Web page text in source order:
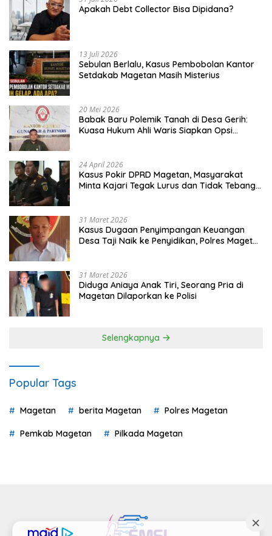
Apakah Debt Collector Bisa Dipidana?
13 Juli 2026
Sebulan Berlalu, Kasus Pembobolan Kantor
Setdakab Magetan Masih Misterius
20 Mei 2026
Babak Baru Polemik Tanah di Desa Gerih:
Kuasa Hukum Ahli Waris Siapkan Opsi
24 April 2026
Kasus Pokir DPRD Magetan, Masyarakat
Minta Kajari Tegak Lurus dan Tidak Tebang
31 Maret 2026
Kasus Dugaan Penyimpangan Keuangan
Desa Taji Naik ke Penyidikan, Polres Magetan
31 Maret 2026
Diduga Aniaya Anak Tiri, Seorang Pria di
Magetan Dilaporkan ke Polisi
Selengkapnya
Popular Tags
Magetan berita Magetan Polres Magetan
Pemkab Magetan Pilkada Magetan